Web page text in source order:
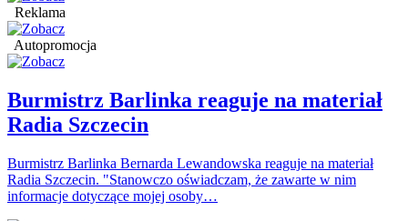
Reklama
Autopromocja
Burmistrz Barlinka reaguje na materiał
Radia Szczecin
Burmistrz Barlinka Bernarda Lewandowska reaguje na materiał
Radia Szczecin. "Stanowczo oświadczam, że zawarte w nim
informacje dotyczące mojej osoby…